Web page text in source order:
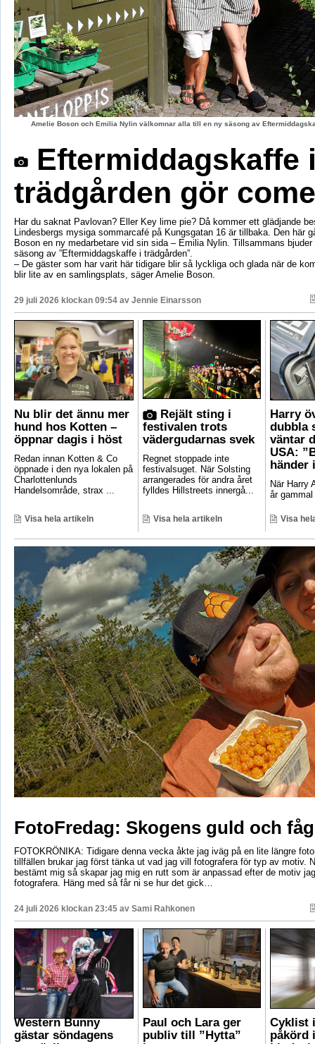
Amelie Boson och Emilia Nylin välkomnar alla till en ny säsong av
Eftermiddagskaffe
trädgården gör
Har du saknat Pavlovan? Eller Key lime pie? Då kommer ett glädjande
Lindesbergs mysiga sommarcafé på Kungsgatan 16 är tillbaka. Den här
Boson en ny medarbetare vid sin sida – Emilia Nylin. Tillsammans
säsong av ”Eftermiddagskaffe i trädgården”.
– De gäster som har varit här tidigare blir så lyckliga och glada när de
blir lite av en samlingsplats, säger Amelie Boson.
29 juli 2026 klockan 09:54 av Jennie Einarsson
Nu blir det ännu mer
hund hos Kotten –
öppnar dagis i höst
Redan innan Kotten & Co
öppnade i den nya lokalen på
Charlottenlunds
Handelsområde, strax ...
Visa hela artikeln
Rejält sting i
festivalen trots
vädergudarnas svek
Regnet stoppade inte
festivalsuget. När Solsting
arrangerades för andra året
fylldes Hillstreets innergå...
Visa hela artikeln
Harry
dubbla
väntar
USA:
händer
När Harry
år
Visa
FotoFredag: Skogens guld och
FOTOKRÖNIKA: Tidigare denna vecka åkte jag iväg på en lite längre
tillfällen brukar jag först tänka ut vad jag vill fotografera för typ av motiv.
bestämt mig så skapar jag mig en rutt som är anpassad efter de motiv
fotografera. Häng med så får ni se hur det gick…
24 juli 2026 klockan 23:45 av Sami Rahkonen
Western Bunny
gästar söndagens
Paul och Lara ger
publiv till ”Hytta”
Cyklist
påkörd